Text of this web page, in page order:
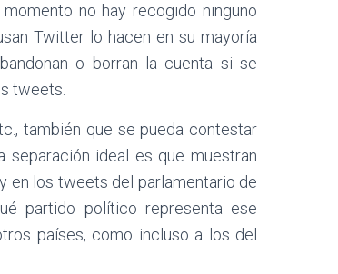
momento no hay recogido ninguno
Twitter lo hacen en su mayoría
o borran la cuenta si se
tweets.
también que se pueda contestar
ideal es que muestran
en los tweets del parlamentario de
partido político representa ese
países, como incluso a los del